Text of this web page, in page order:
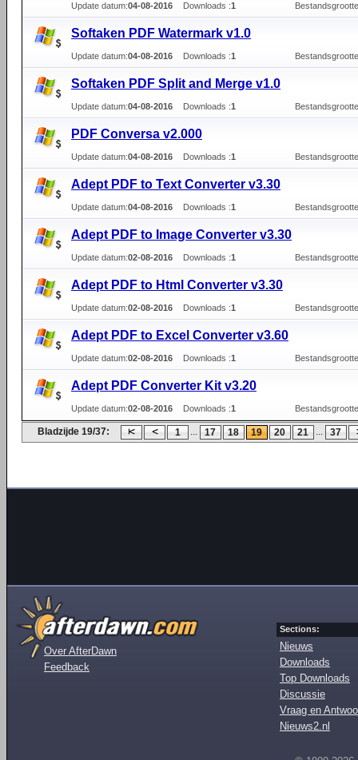
Update datum:04-08-2016 Downloads :1
Softaken PDF Watermark v1.0
Update datum:04-08-2016 Downloads :1
Softaken PDF Split and Merge v1.0
Update datum:04-08-2016 Downloads :1
PDF Conversa v2.000
Update datum:04-08-2016 Downloads :1
Adept PDF to Text Converter v3.30
Update datum:04-08-2016 Downloads :1
Adept PDF to Image Converter v3.30
Update datum:02-08-2016 Downloads :1
Adept PDF to Html Converter v3.30
Update datum:02-08-2016 Downloads :1
Adept PDF to Excel Converter v3.60
Update datum:02-08-2016 Downloads :1
Adept PDF Converter Kit v3.20
Update datum:02-08-2016 Downloads :1
Bladzijde 19/37: 1 ... 17 18 19 20 21 ... 37
Over AfterDawn
Feedback
Sections:
Nieuws
Downloads
Top Downloads
Discussie
Vraag en
Nieuws2.nl